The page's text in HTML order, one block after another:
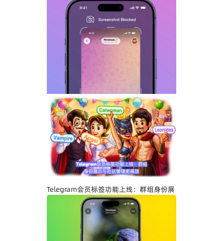
Telegram GIF标题功能上线：动态图也能
添加文字说明与表情内容
Telegram关闭私聊分享功能详解：增强聊
天隐私与内容保护
Telegram会员标签功能上线：群组身份展
示与社区管理更高效